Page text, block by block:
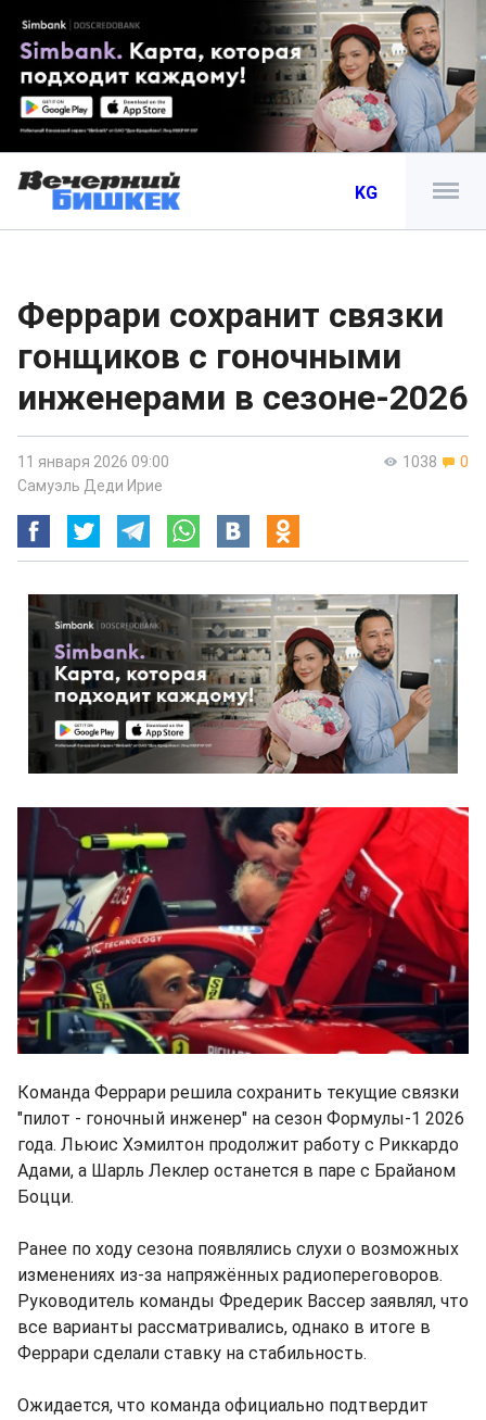
KG
Феррари сохранит связки
гонщиков с гоночными
инженерами в сезоне-2026
1038 0
11 января 2026 09:00
Самуэль Деди Ирие
Команда Феррари решила сохранить текущие связки
"пилот - гоночный инженер" на сезон Формулы-1 2026
года. Льюис Хэмилтон продолжит работу с Риккардо
Адами, а Шарль Леклер останется в паре с Брайаном
Боцци.
Ранее по ходу сезона появлялись слухи о возможных
изменениях из-за напряжённых радиопереговоров.
Руководитель команды Фредерик Вассер заявлял, что
все варианты рассматривались, однако в итоге в
Феррари сделали ставку на стабильность.
Ожидается, что команда официально подтвердит